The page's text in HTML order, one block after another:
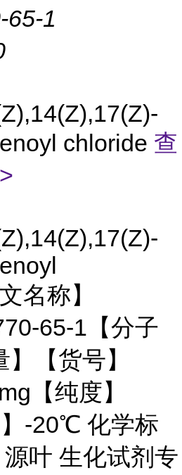
65-1
chloride 查
名称】
65-1【分子
【货号】
【纯度】
-20℃ 化学标
叶 生化试剂专